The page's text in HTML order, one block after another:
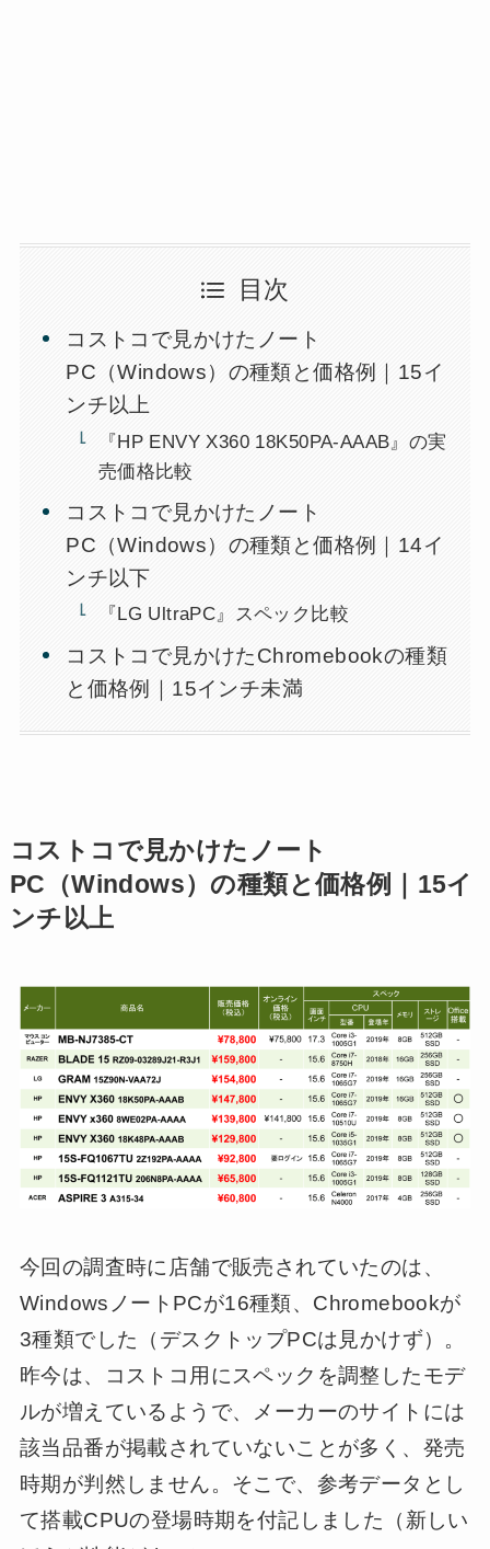
目次
コストコで見かけたノート
PC（Windows）の種類と価格例｜15イ
ンチ以上
『HP ENVY X360 18K50PA-AAAB』の実
売価格比較
コストコで見かけたノート
PC（Windows）の種類と価格例｜14イ
ンチ以下
『LG UltraPC』スペック比較
コストコで見かけたChromebookの種類
と価格例｜15インチ未満
コストコで見かけたノート
PC（Windows）の種類と価格例｜15イ
ンチ以上
今回の調査時に店舗で販売されていたのは、
WindowsノートPCが16種類、Chromebookが
3種類でした（デスクトップPCは見かけず）。
昨今は、コストコ用にスペックを調整したモデ
ルが増えているようで、メーカーのサイトには
該当品番が掲載されていないことが多く、発売
時期が判然しません。そこで、参考データとし
て搭載CPUの登場時期を付記しました（新しい